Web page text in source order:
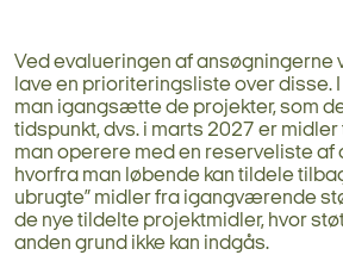
Ved evalueringen af ansøgningerne
lave en prioriteringsliste over disse.
man igangsætte de projekter, som
tidspunkt, dvs. i marts 2027 er midler
man operere med en reserveliste af
hvorfra man løbende kan tildele
ubrugte” midler fra igangværende
de nye tildelte projektmidler, hvor
anden grund ikke kan indgås.